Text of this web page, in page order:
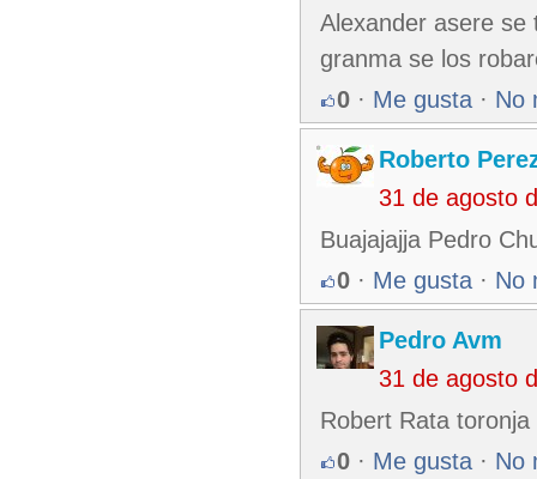
Alexander asere se
granma se los
0 · Me gusta · No
Roberto
31 de agosto
Buajajajja Pedro
0 · Me gusta · No
Pedro Avm
31 de agosto
Robert Rata toronja
0 · Me gusta · No